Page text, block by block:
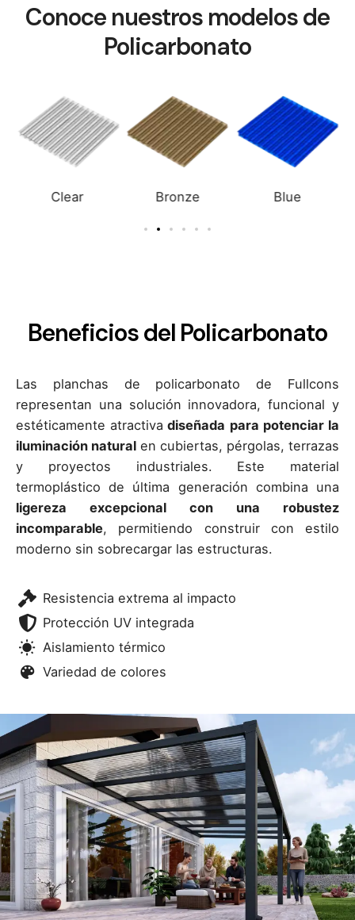
Conoce nuestros modelos de
Policarbonato
Bronze Blue Smoke Grey
Beneficios del Policarbonato
Las planchas de policarbonato de Fullcons
representan una solución innovadora, funcional y
estéticamente atractiva diseñada para potenciar la
iluminación natural en cubiertas, pérgolas, terrazas
y proyectos industriales.
Este material
termoplástico de última generación combina una
ligereza excepcional con una robustez
incomparable, permitiendo construir con estilo
moderno sin sobrecargar las estructuras.
Resistencia extrema al impacto
Protección UV integrada
Aislamiento térmico
Variedad de colores